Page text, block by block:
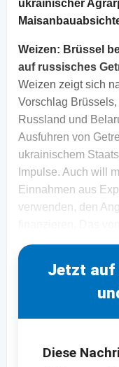
ukrainischer
Weizen: Brüssel
auf russisches
Weizen zeigt sich
Vorschlag
Russland und
Ausfuhren von
ukrainischem
Impulse. Auch will
Einnahmen aus
verwenden, den
Jetzt auf
Diese